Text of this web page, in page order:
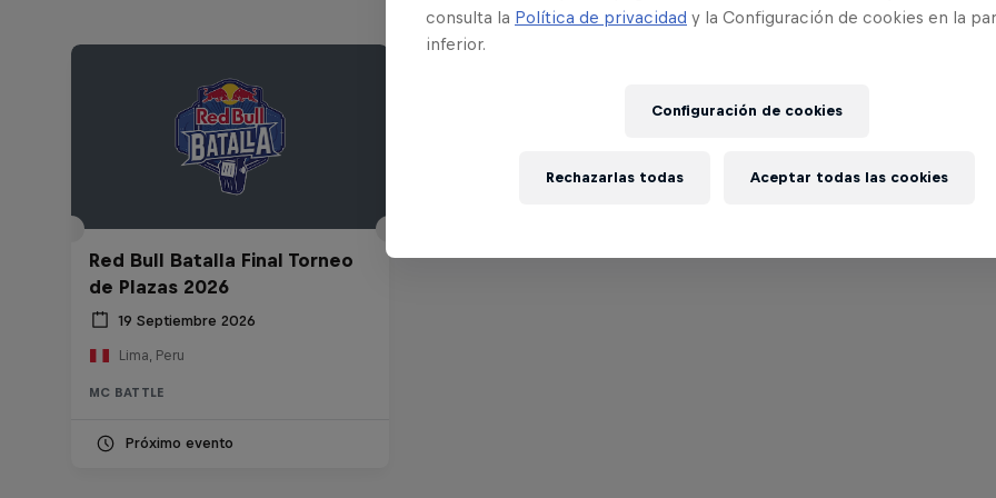
Red Bull Batalla Final Torneo
de Plazas 2026
19 Septiembre 2026
Lima, Peru
MC BATTLE
Próximo evento
consulta la Política de privacidad y la Configuración de cookies en la
inferior.
Configuración de cookies
Rechazarlas todas Aceptar todas las cookies